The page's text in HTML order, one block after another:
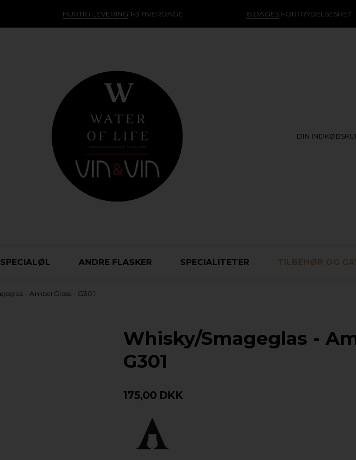
HURTIG LEVERING 1-3 HVERDAGE 15 DAGESFORTRYDELSESRET
DIN
SPECIALØL ANDRE FLASKER SPECIALITETER TILBEHØR OG
- AmberGlass - G301
Whisky/Smageglas -
G301
175,00 DKK